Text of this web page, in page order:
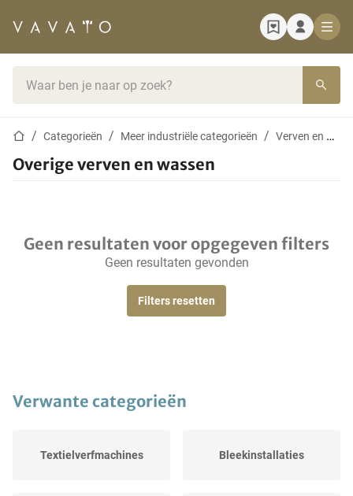
StartpaginaCategorieën Meer industriële categorieën Verven en wassen
Overige verven en wassen
Geen resultaten voor opgegeven filters
Geen resultaten gevonden
Filters resetten
Verwante categorieën
Textielverfmachines Bleekinstallaties